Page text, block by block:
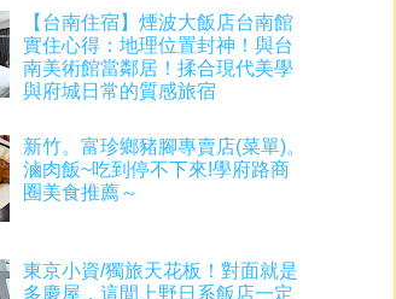
【台南住宿】煙波大飯店台南館
實住心得：地理位置封神！與台
南美術館當鄰居！揉合現代美學
與府城日常的質感旅宿
新竹。富珍鄉豬腳專賣店(菜單)。
滷肉飯~吃到停不下來!學府路商
圈美食推薦～
東京小資/獨旅天花板！對面就是
多慶屋，這間上野日系飯店一定